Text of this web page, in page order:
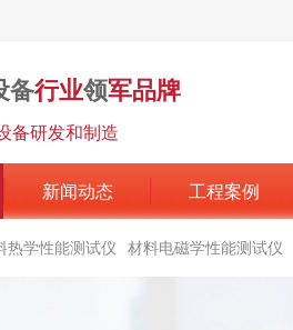
备行业领军品牌
备研发和制造
新闻动态 工程案例
热学性能测试仪 材料电磁学性能测试仪